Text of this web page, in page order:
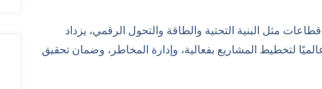
مثل البنية التحتية والطاقة والتحول الرقمي، يزداد
لتخطيط المشاريع بفعالية، وإدارة المخاطر، وضمان تحقيق